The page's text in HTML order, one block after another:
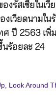
งรัสเซียในเ
งเวียดนามใน
ศ ปี 2563 เพิ่
นร้อยละ 24
Look Around